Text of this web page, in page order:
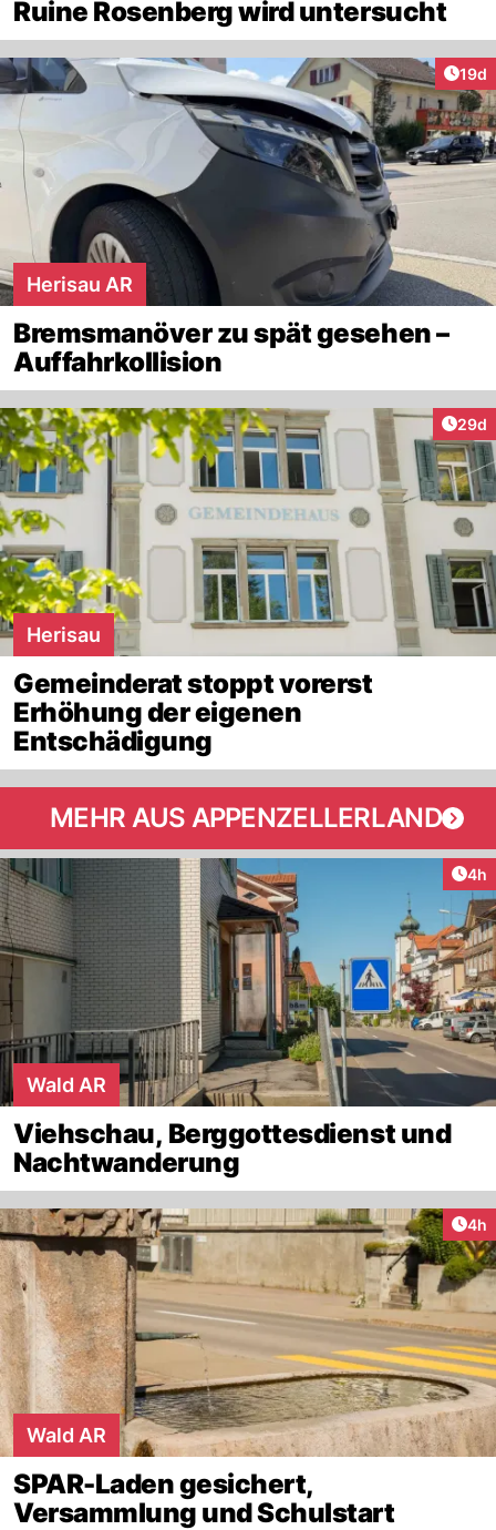
Ruine Rosenberg wird untersucht
19d
Herisau AR
Bremsmanöver zu spät gesehen –
Auffahrkollision
29d
Herisau
Gemeinderat stoppt vorerst
Erhöhung der eigenen
Entschädigung
MEHR AUS APPENZELLERLAND
4h
Wald AR
Viehschau, Berggottesdienst und
Nachtwanderung
4h
Wald AR
SPAR-Laden gesichert,
Versammlung und Schulstart